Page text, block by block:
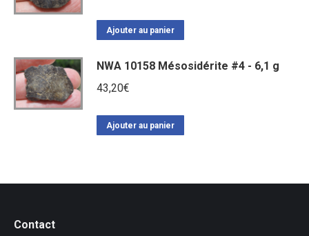
Ajouter au panier
NWA 10158 Mésosidérite #4 - 6,1 g
43,20€
Ajouter au panier
Contact